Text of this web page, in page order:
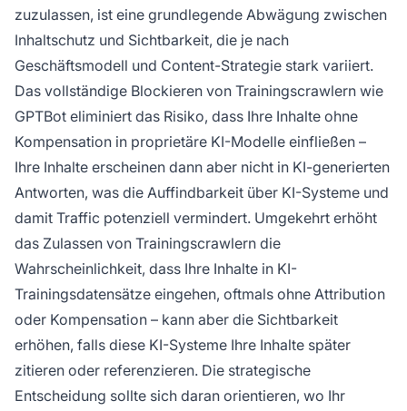
zuzulassen, ist eine grundlegende Abwägung zwischen
Inhaltschutz und Sichtbarkeit, die je nach
Geschäftsmodell und Content-Strategie stark variiert.
Das vollständige Blockieren von Trainingscrawlern wie
GPTBot eliminiert das Risiko, dass Ihre Inhalte ohne
Kompensation in proprietäre KI-Modelle einfließen –
Ihre Inhalte erscheinen dann aber nicht in KI-generierten
Antworten, was die Auffindbarkeit über KI-Systeme und
damit Traffic potenziell vermindert. Umgekehrt erhöht
das Zulassen von Trainingscrawlern die
Wahrscheinlichkeit, dass Ihre Inhalte in KI-
Trainingsdatensätze eingehen, oftmals ohne Attribution
oder Kompensation – kann aber die Sichtbarkeit
erhöhen, falls diese KI-Systeme Ihre Inhalte später
zitieren oder referenzieren. Die strategische
Entscheidung sollte sich daran orientieren, wo Ihr